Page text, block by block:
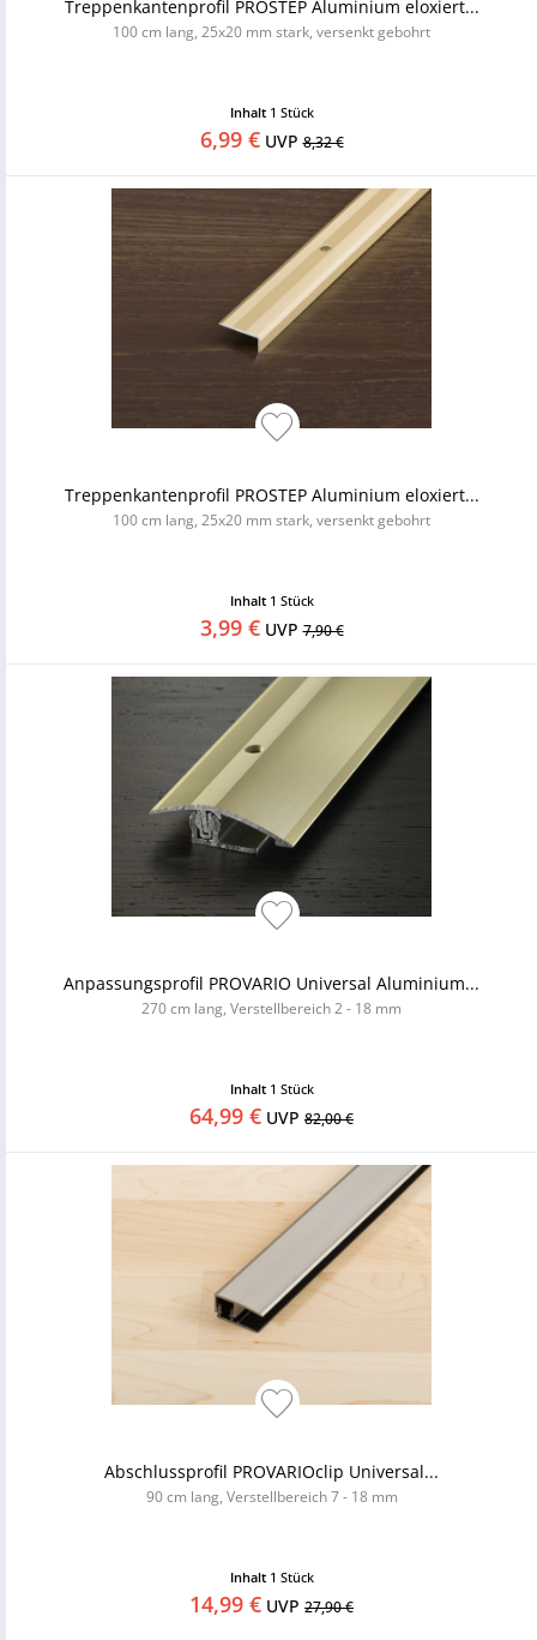
Treppenkantenprofil PROSTEP Aluminium eloxiert...
100 cm lang, 25x20 mm stark, versenkt gebohrt
Inhalt 1 Stück
6,99 €UVP8,32 €
Treppenkantenprofil PROSTEP Aluminium eloxiert...
100 cm lang, 25x20 mm stark, versenkt gebohrt
Inhalt 1 Stück
3,99 €UVP7,90 €
Anpassungsprofil PROVARIO Universal Aluminium...
270 cm lang, Verstellbereich 2 - 18 mm
Inhalt 1 Stück
64,99 € UVP 82,00 €
Abschlussprofil PROVARIOclip Universal...
90 cm lang, Verstellbereich 7 - 18 mm
Inhalt 1 Stück
14,99 € UVP 27,90 €